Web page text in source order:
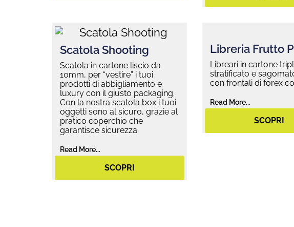
Scatola Shooting
Scatola in cartone liscio da
10mm, per “vestire” i tuoi
prodotti di abbigliamento e
luxury con il giusto packaging.
Con la nostra scatola box i tuoi
oggetti sono al sicuro, grazie al
pratico coperchio che
garantisce sicurezza.
Read More...
SCOPRI
Libreria Frutto
Libreari in cartone
stratificato e
con frontali di forex
Read More...
SCOPRI